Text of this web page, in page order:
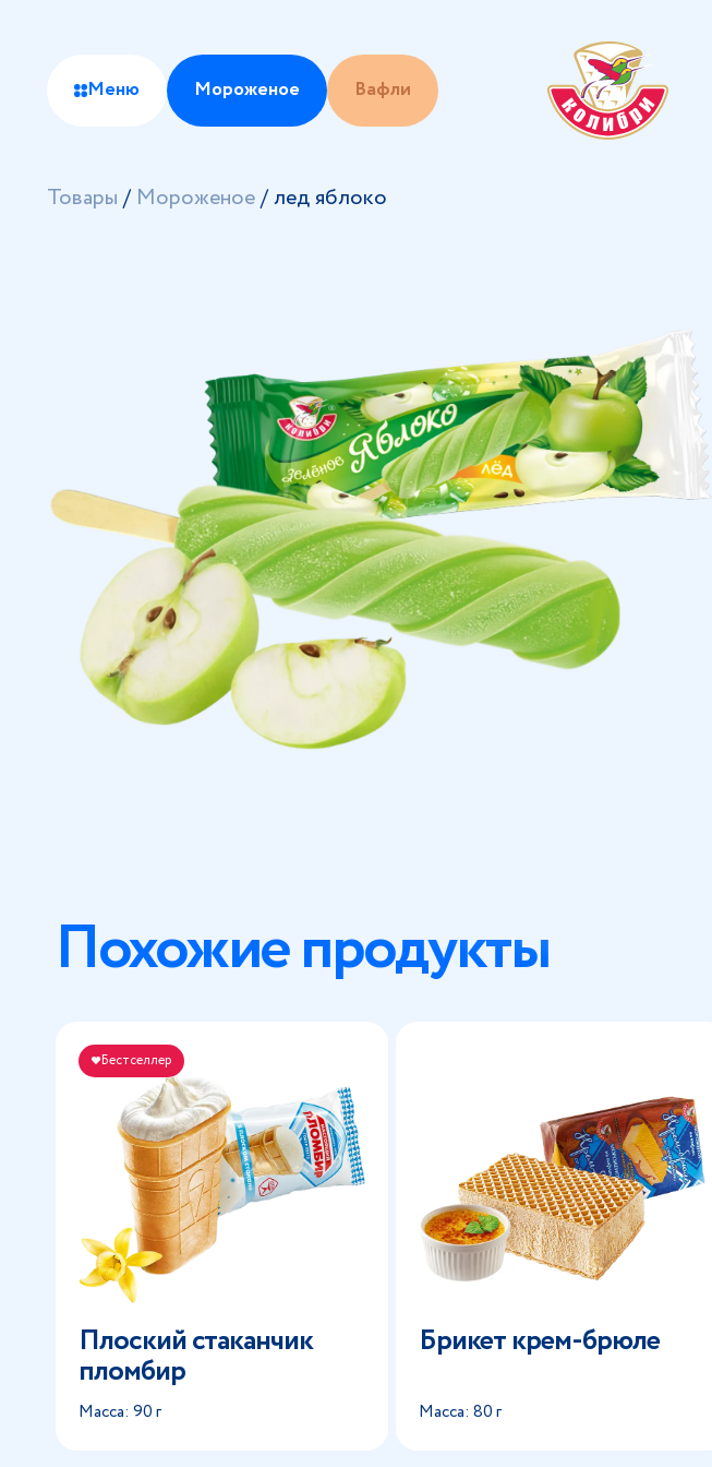
Меню Мороженое Вафли
Товары/ Мороженое/лед яблоко
Похожие продукты
Бестселлер
Плоский стаканчик
пломбир
Масса: 90 г
Брикет крем-брюле
Масса: 80 г